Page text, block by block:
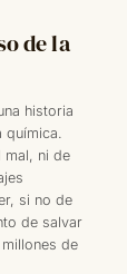
de la
historia
química.
mal, ni de
si no de
de salvar
de